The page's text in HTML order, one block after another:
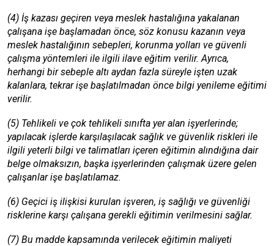
(4) İş kazası geçiren veya meslek hastalığına yakalanan
çalışana işe başlamadan önce, söz konusu kazanın veya
meslek hastalığının sebepleri, korunma yolları ve güvenli
çalışma yöntemleri ile ilgili ilave eğitim verilir. Ayrıca,
herhangi bir sebeple altı aydan fazla süreyle işten uzak
kalanlara, tekrar işe başlatılmadan önce bilgi yenileme eğitimi
verilir.
(5) Tehlikeli ve çok tehlikeli sınıfta yer alan işyerlerinde;
yapılacak işlerde karşılaşılacak sağlık ve güvenlik riskleri ile
ilgili yeterli bilgi ve talimatları içeren eğitimin alındığına dair
belge olmaksızın, başka işyerlerinden çalışmak üzere gelen
çalışanlar işe başlatılamaz.
(6) Geçici iş ilişkisi kurulan işveren, iş sağlığı ve güvenliği
risklerine karşı çalışana gerekli eğitimin verilmesini sağlar.
(7) Bu madde kapsamında verilecek eğitimin maliyeti